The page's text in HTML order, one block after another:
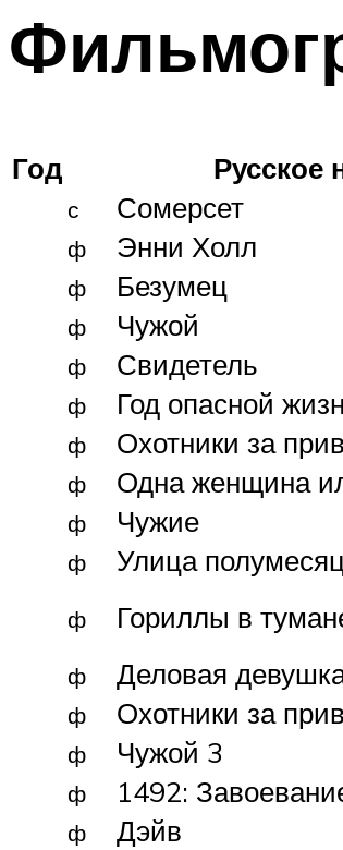
Год Русское
с Сомерсет
ф Энни Холл
ф Безумец
ф
Чужой
ф Свидетель
ф Год опасной
ф Охотники за
ф Одна женщина
ф Чужие
ф Улица
ф Гориллы в
ф Деловая
ф Охотники за
ф Чужой 3
ф 1492:
ф Дэйв